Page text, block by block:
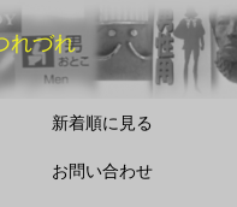
れづれ
新着順に見る
お問い合わせ